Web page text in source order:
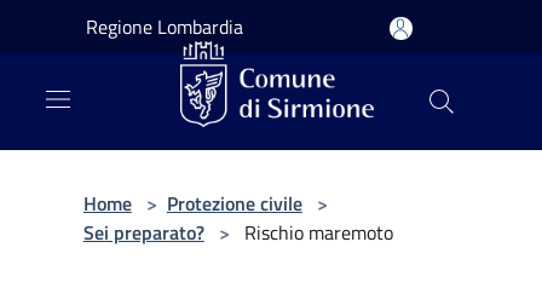
Salta al contenuto principale
Regione Lombardia
Home > Protezione civile >
Sei preparato? > Rischio maremoto